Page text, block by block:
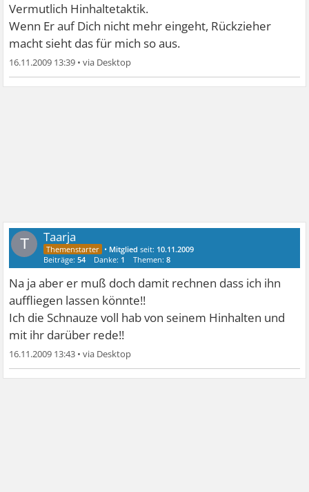
Vermutlich Hinhaltetaktik.
Wenn Er auf Dich nicht mehr eingeht, Rückzieher
macht sieht das für mich so aus.
16.11.2009 13:39 •
T Taarja
• Mitglied seit: 10.11.2009
Beiträge:54 Danke: 1 Themen:8
Na ja aber er muß doch damit rechnen dass ich ihn
auffliegen lassen könnte!!
Ich die Schnauze voll hab von seinem Hinhalten und
mit ihr darüber rede!!
16.11.2009 13:43 •